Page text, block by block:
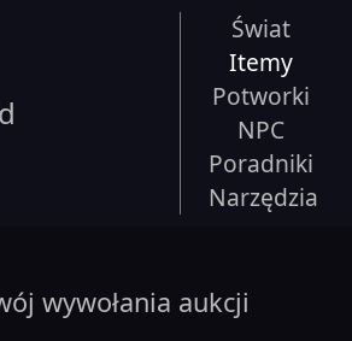
Świat
Itemy
Potworki
NPC
Poradniki
Narzędzia
wywołania aukcji